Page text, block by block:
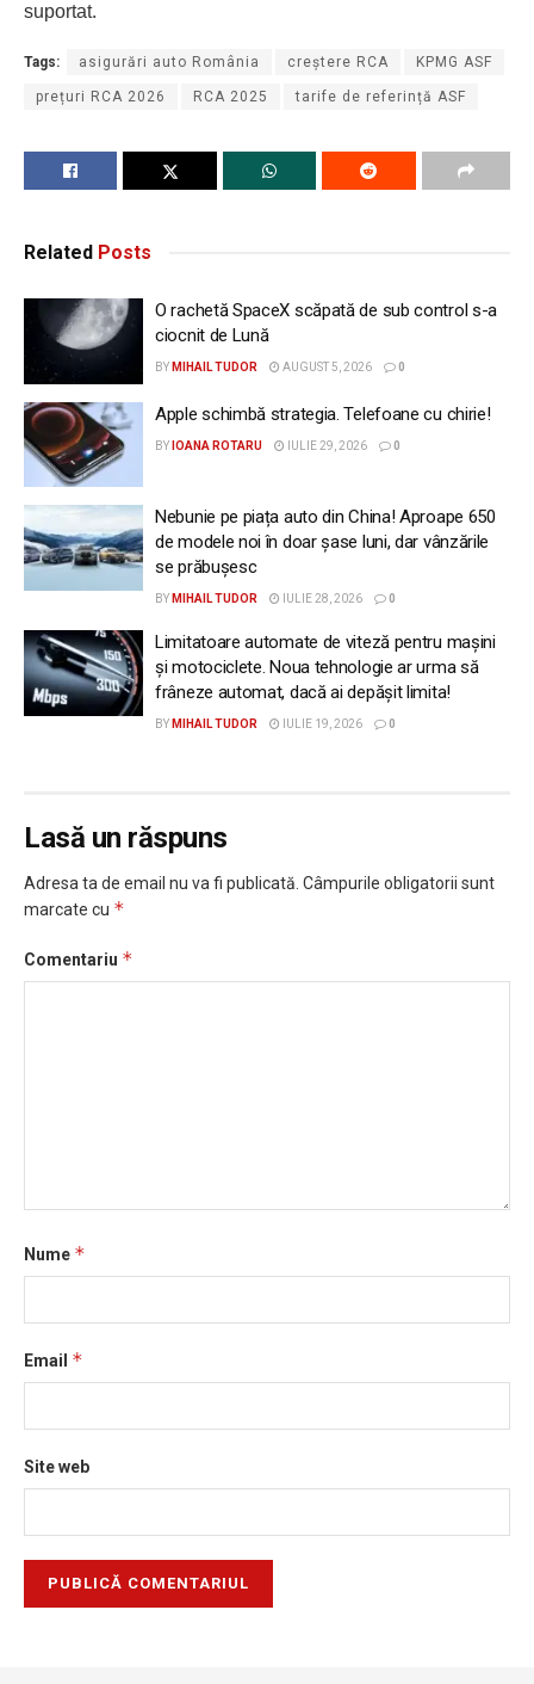
suportat.
Tags: asigurări auto România creștere RCA KPMG ASF
prețuri RCA 2026 RCA 2025 tarife de referință ASF
Related Posts
O rachetă SpaceX scăpată de sub control s-a
ciocnit de Lună
BY MIHAIL TUDOR AUGUST 5, 2026 0
Apple schimbă strategia. Telefoane cu chirie!
BY IOANA ROTARU IULIE 29, 2026 0
Nebunie pe piața auto din China! Aproape 650
de modele noi în doar șase luni, dar vânzările
se prăbușesc
BY MIHAIL TUDOR IULIE 28, 2026 0
Limitatoare automate de viteză pentru mașini
și motociclete. Noua tehnologie ar urma să
frâneze automat, dacă ai depășit limita!
BY MIHAIL TUDOR IULIE 19, 2026 0
Lasă un răspuns
Adresa ta de email nu va fi publicată. Câmpurile obligatorii sunt
marcate cu *
Comentariu *
Nume *
Email *
Site web